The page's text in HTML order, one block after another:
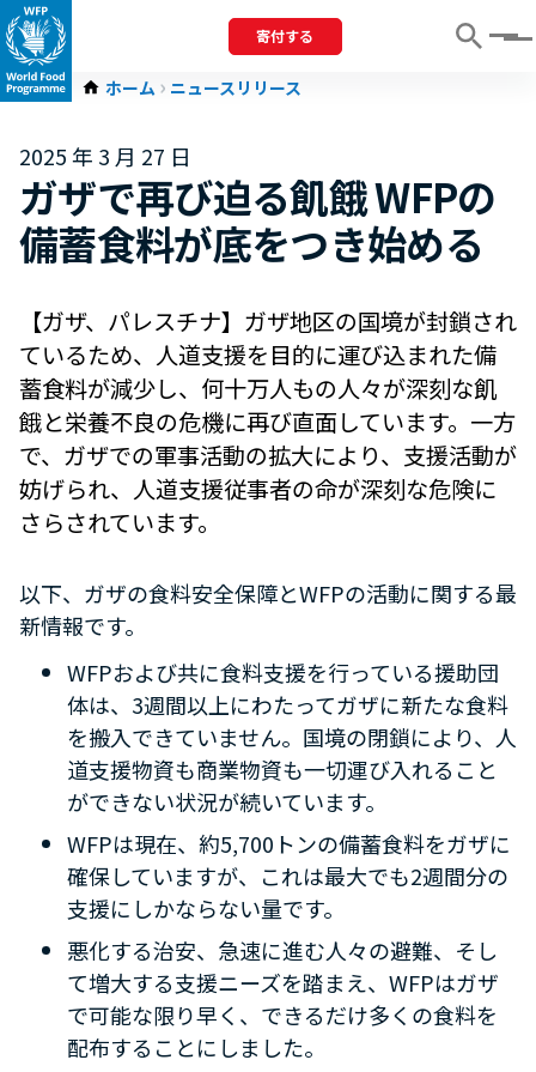
寄付する Menu
ホーム ニュースリリース
2025 年 3 月 27 日
ガザで再び迫る飢餓 WFPの
備蓄食料が底をつき始める
【ガザ、パレスチナ】ガザ地区の国境が封鎖され
ているため、人道支援を目的に運び込まれた備
蓄食料が減少し、何十万人もの人々が深刻な飢
餓と栄養不良の危機に再び直面しています。一方
で、ガザでの軍事活動の拡大により、支援活動が
妨げられ、人道支援従事者の命が深刻な危険に
さらされています。
以下、ガザの食料安全保障とWFPの活動に関する最
新情報です。
WFPおよび共に食料支援を行っている援助団
体は、 3週間以上にわたってガザに新たな食料
を搬入できていません。国境の閉鎖により、人
道支援物資も商業物資も一切運び入れること
ができない状況が続いています。
WFPは現在、約5,700 トンの備蓄食料をガザに
確保していますが、これは最大でも2週間分の
支援にしかならない量です。
悪化する治安、急速に進む人々の避難、そし
て増大する支援ニーズを踏まえ、 WFPはガザ
で可能な限り早く、できるだけ多くの食料を
配布することにしました。